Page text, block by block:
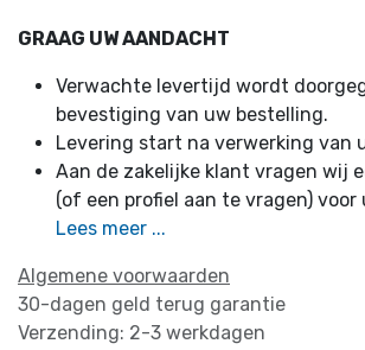
GRAAG UW AANDACHT
Verwachte levertijd wordt
bevestiging van uw bestelling.
Levering start na verwerking van
Aan de zakelijke klant vragen wij
(of een profiel aan te vragen) voor
Lees meer ...
Algemene voorwaarden
30-dagen geld terug garantie
Verzending: 2-3 werkdagen